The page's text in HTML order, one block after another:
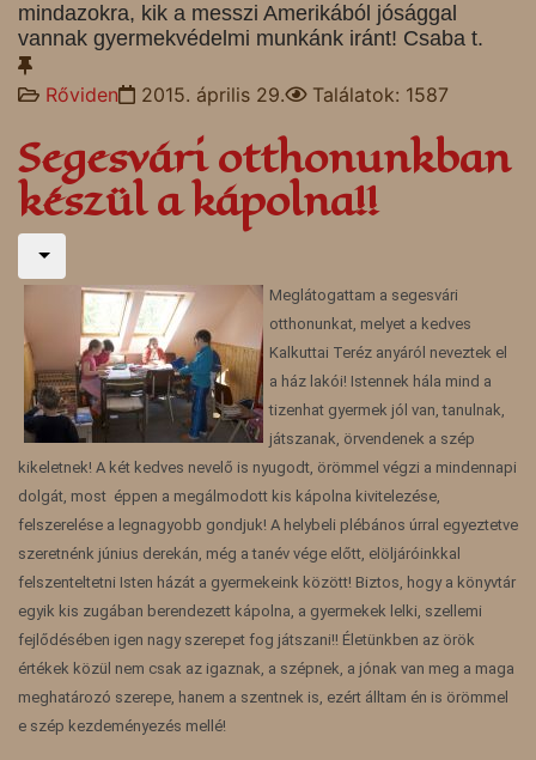
mindazokra, kik a messzi Amerikából jósággal
vannak gyermekvédelmi munkánk iránt! Csaba t.
Rőviden 2015. április 29. Találatok: 1587
Segesvári otthonunkban
készül a kápolna!!
Meglátogattam a segesvári
otthonunkat, melyet a kedves
Kalkuttai Teréz anyáról neveztek el
a ház lakói! Istennek hála mind a
tizenhat gyermek jól van, tanulnak,
játszanak, örvendenek a szép
kikeletnek! A két kedves nevelő is nyugodt, örömmel végzi a mindennapi
dolgát, most éppen a megálmodott kis kápolna kivitelezése,
felszerelése a legnagyobb gondjuk! A helybeli plébános úrral egyeztetve
szeretnénk június derekán, még a tanév vége előtt, elöljáróinkkal
felszenteltetni Isten házát a gyermekeink között! Biztos, hogy a könyvtár
egyik kis zugában berendezett kápolna, a gyermekek lelki, szellemi
fejlődésében igen nagy szerepet fog játszani!! Életünkben az örök
értékek közül nem csak az igaznak, a szépnek, a jónak van meg a maga
meghatározó szerepe, hanem a szentnek is, ezért álltam én is örömmel
e szép kezdeményezés mellé!